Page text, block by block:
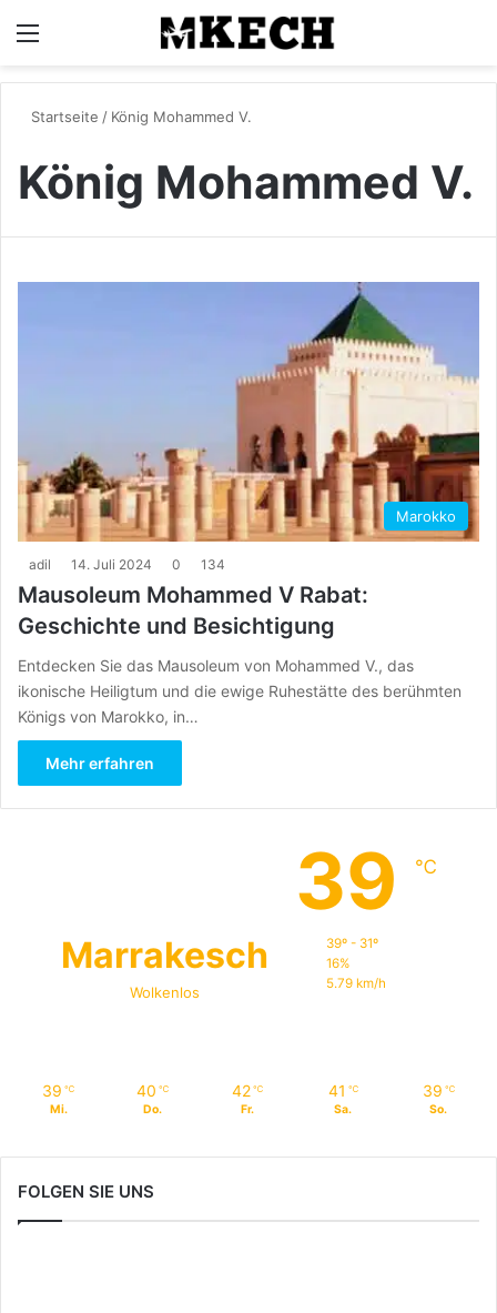
Startseite / König Mohammed V.
König Mohammed V.
Marokko
adil 14. Juli 2024 0 134
Mausoleum Mohammed V Rabat:
Geschichte und Besichtigung
Entdecken Sie das Mausoleum von Mohammed V., das
ikonische Heiligtum und die ewige Ruhestätte des berühmten
Königs von Marokko, in…
Mehr erfahren
Marrakesch
Wolkenlos
39 ℃
39º - 31º
16%
5.79 km/h
39 ℃
Mi.
40 ℃
Do.
42 ℃
Fr.
41 ℃
Sa.
39 ℃
So.
FOLGEN SIE UNS